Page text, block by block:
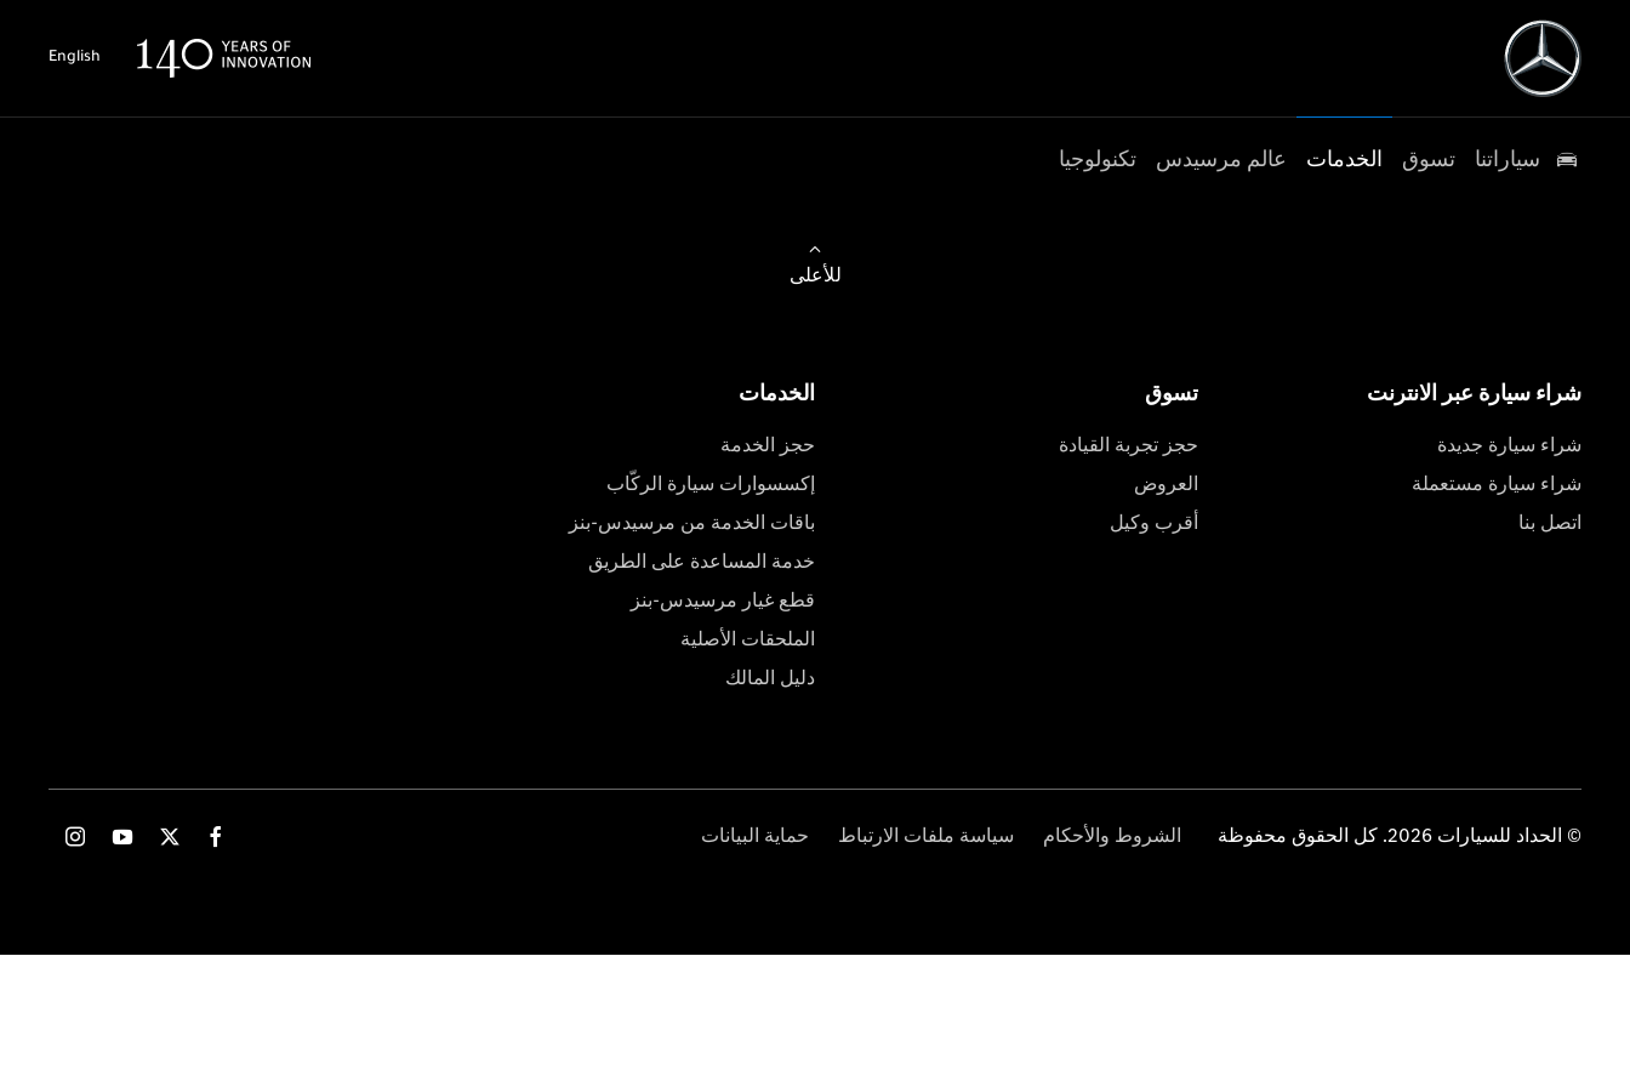
English
سياراتنا تسوق الخدمات عالم مرسيدس تكنولوجيا
للأعلى
شراء سيارة عبر الانترنت
شراء سيارة جديدة
شراء سيارة مستعملة
اتصل بنا
تسوق
حجز تجربة القيادة
العروض
أقرب وكيل
الخدمات
حجز الخدمة
إكسسوارات سيارة الركّاب
باقات الخدمة من مرسيدس-بنز
خدمة المساعدة على الطريق
قطع غيار مرسيدس-بنز
الملحقات الأصلية
دليل المالك
© الحداد للسيارات 2026. كل الحقوق محفوظة الشروط والأحكام سياسة ملفات الارتباط حماية البيانات